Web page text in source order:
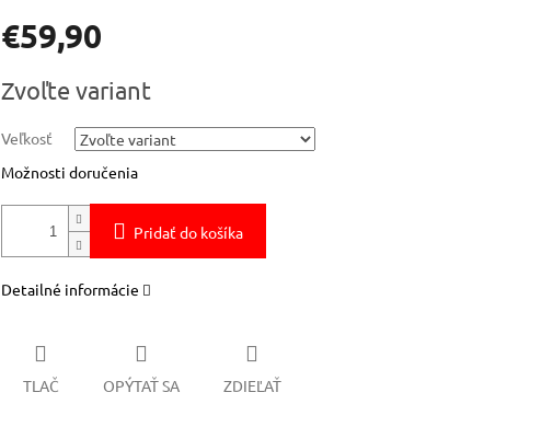
€59,90
cena:
Zvoľte variant
Veľkosť
Možnosti doručenia
Pridať do košíka
Detailné informácie
TLAČ OPÝTAŤ SA ZDIEĽAŤ